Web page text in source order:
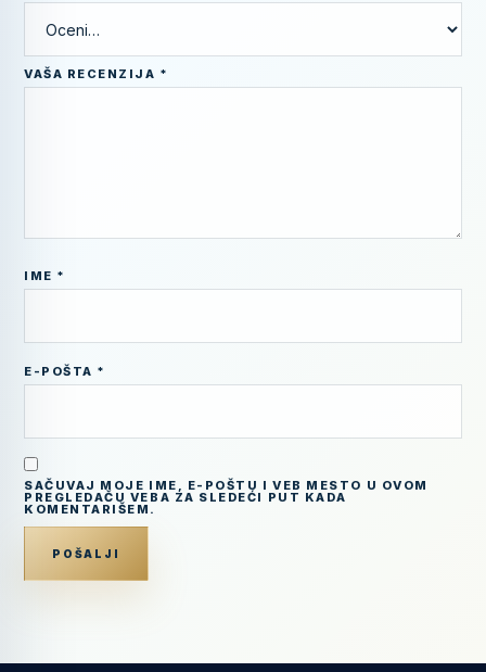
VAŠA RECENZIJA *
IME *
E-POŠTA *
SAČUVAJ MOJE IME, E-POŠTU I VEB MESTO U OVOM
PREGLEDAČU VEBA ZA SLEDEĆI PUT KADA
KOMENTARIŠEM.